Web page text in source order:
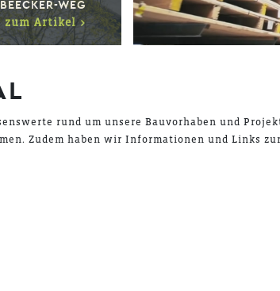
BEECKER-WEG
zum Artikel >
rund um unsere Bauvorhaben und
Zudem haben wir Informationen und Links